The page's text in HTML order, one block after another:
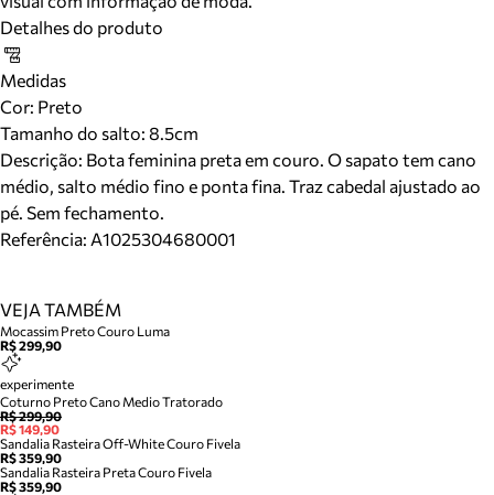
Detalhes do produto
Medidas
Cor: Preto
Tamanho do salto: 8.5cm
Descrição: Bota feminina preta em couro. O sapato tem cano
médio, salto médio fino e ponta fina. Traz cabedal ajustado ao
pé. Sem fechamento.
Referência: A1025304680001
VEJA TAMBÉM
Mocassim Preto Couro Luma
R$ 299,90
experimente
Coturno Preto Cano Medio Tratorado
R$ 299,90
R$ 149,90
Sandalia Rasteira Off-White Couro Fivela
R$ 359,90
Sandalia Rasteira Preta Couro Fivela
R$ 359,90